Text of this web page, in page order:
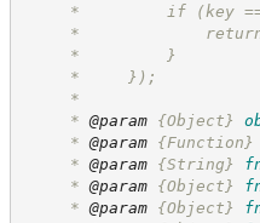
*         if (key
*
*         }
*     });
*
* @param {Object}
* @param {Function}
* @param {String}
* @param {Object}
* @param {Object}